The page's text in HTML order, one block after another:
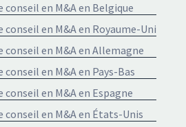
conseil en M&A en Belgique
conseil en M&A en Royaume-Uni
conseil en M&A en Allemagne
conseil en M&A en Pays-Bas
conseil en M&A en Espagne
conseil en M&A en États-Unis